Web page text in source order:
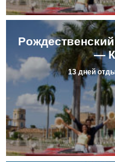
—
13 дней